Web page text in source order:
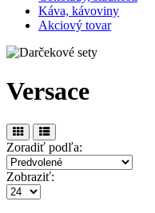
Káva, kávoviny
Akciový tovar
Versace
Zoradiť podľa:
Zobraziť: